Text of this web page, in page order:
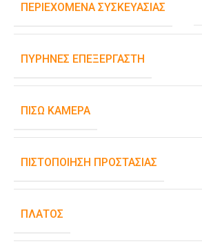
ΠΕΡΙΕΧΌΜΕΝΑ ΣΥΣΚΕΥΑΣΊΑΣ
ΠΥΡΉΝΕΣ ΕΠΕΞΕΡΓΑΣΤΉ
ΠΊΣΩ ΚΆΜΕΡΑ
ΠΙΣΤΟΠΟΊΗΣΗ ΠΡΟΣΤΑΣΊΑΣ
ΠΛΆΤΟΣ